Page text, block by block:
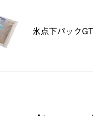
氷点下パック